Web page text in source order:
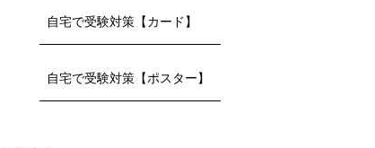
自宅で受験対策【カード】
自宅で受験対策【ポスター】